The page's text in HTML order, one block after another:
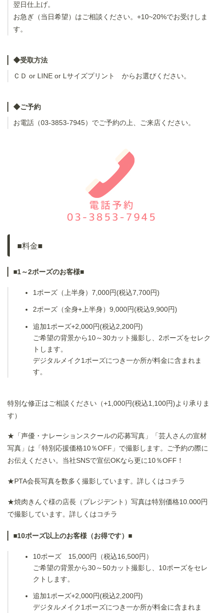
翌日仕上げ。
お急ぎ（当日希望）はご相談ください。+10~20%でお受けしま
す。
◆受取方法
ＣＤ or LINE or Lサイズプリント からお選びください。
◆ご予約
お電話（03-3853-7945）でご予約の上、ご来店ください。
■料金■
■1～2ポーズのお客様■
1ポーズ（上半身）7,000円(税込7,700円)
2ポーズ（全身+上半身）9,000円(税込9,900円)
追加1ポーズ+2,000円(税込2,200円)
ご希望の背景から10～30カット撮影し、2ポーズをセレク
トします。
デジタルメイク1ポーズにつき一か所が料金に含まれま
す。
特別な修正はご相談ください（+1,000円(税込1,100円)より承りま
す）
★「声優・ナレーションスクールの応募写真」「芸人さんの宣材
写真」は「特別応援価格10％OFF」で撮影します。ご予約の際に
お伝えください。当社SNSで宣伝OKなら更に10％OFF！
★PTA会長写真を数多く撮影しています。詳しくはコチラ
★焼肉きんぐ様の店長（プレジデント）写真は特別価格10.000円
で撮影しています。詳しくはコチラ
■10ポーズ以上のお客様（お得です）■
10ポーズ 15,000円（税込16,500円）
ご希望の背景から30～50カット撮影し、10ポーズをセレ
クトします。
追加1ポーズ+2,000円(税込2,200円)
デジタルメイク1ポーズにつき一か所が料金に含まれま